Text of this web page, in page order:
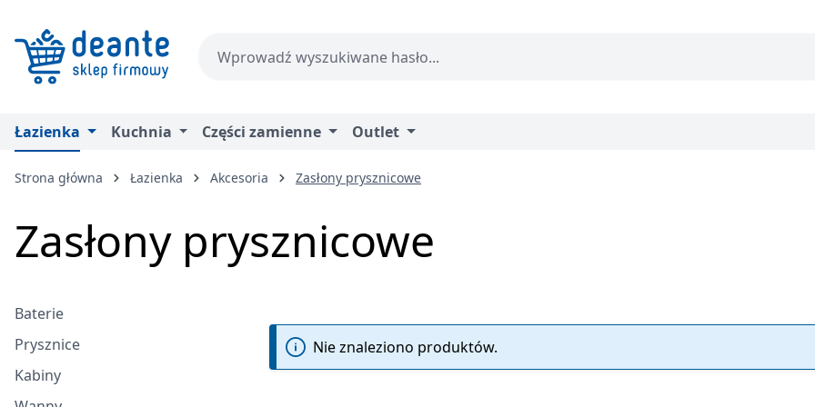
Łazienka Kuchnia Części zamienne Outlet
Strona główna Łazienka Akcesoria Zasłony prysznicowe
Zasłony prysznicowe
Baterie
Prysznice
Kabiny
Nie znaleziono produktów.